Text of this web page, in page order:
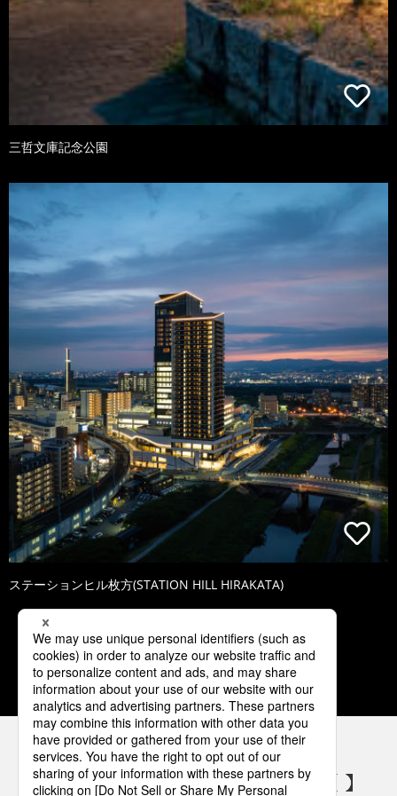
三哲文庫記念公園
ステーションヒル枚方(STATION HILL HIRAKATA)
1 2 3 4 5
パナソニックの電気設備 SNSアカウント